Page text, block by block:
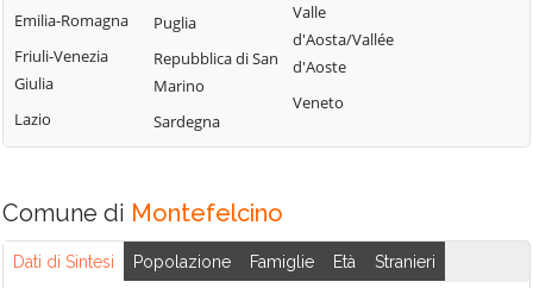
Emilia-Romagna
Friuli-Venezia
Giulia
Lazio
Puglia
Repubblica di San
Marino
Sardegna
Valle
d'Aosta/Vallée
d'Aoste
Veneto
Comune di Montefelcino
Dati di Sintesi Popolazione Famiglie Età Stranieri